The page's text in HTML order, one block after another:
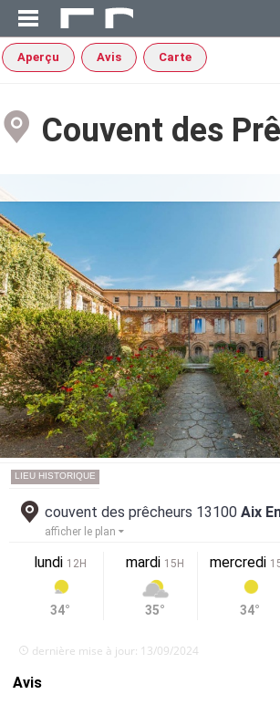
Aperçu Avis Carte
Couvent des
LIEU HISTORIQUE
couvent des prêcheurs 13100 Aix
afficher le plan
lundi 12H
34°
mardi 15H
35°
mercredi
34°
dernière mise à jour: 13/09/2024
Avis